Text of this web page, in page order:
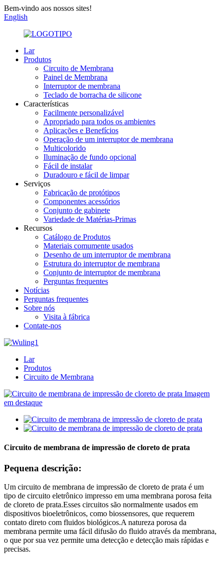
Bem-vindo aos nossos sites!
English
Lar
Produtos
Circuito de Membrana
Painel de Membrana
Interruptor de membrana
Teclado de borracha de silicone
Características
Facilmente personalizável
Apropriado para todos os ambientes
Aplicações e Benefícios
Operação de um interruptor de membrana
Multicolorido
Iluminação de fundo opcional
Fácil de instalar
Duradouro e fácil de limpar
Serviços
Fabricação de protótipos
Componentes acessórios
Conjunto de gabinete
Variedade de Matérias-Primas
Recursos
Catálogo de Produtos
Materiais comumente usados
Desenho de um interruptor de membrana
Estrutura do interruptor de membrana
Conjunto de interruptor de membrana
Perguntas frequentes
Notícias
Perguntas frequentes
Sobre nós
Visita à fábrica
Contate-nos
Lar
Produtos
Circuito de Membrana
Circuito de membrana de impressão de cloreto de prata
Pequena descrição:
Um circuito de membrana de impressão de cloreto de prata é um
tipo de circuito eletrônico impresso em uma membrana porosa feita
de cloreto de prata.Esses circuitos são normalmente usados ​​em
dispositivos bioeletrônicos, como biossensores, que requerem
contato direto com fluidos biológicos.A natureza porosa da
membrana permite uma fácil difusão do fluido através da membrana,
o que por sua vez permite uma detecção e detecção mais rápidas e
precisas.